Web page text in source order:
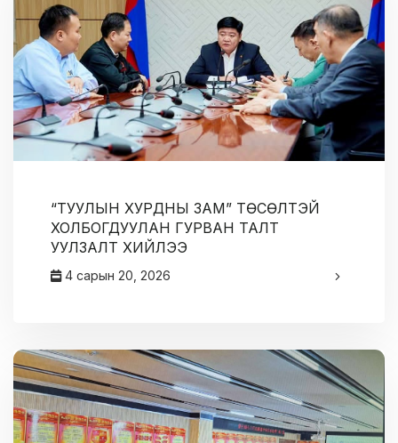
“ТУУЛЫН ХУРДНЫ ЗАМ” ТӨСӨЛТЭЙ
ХОЛБОГДУУЛАН ГУРВАН ТАЛТ
УУЛЗАЛТ ХИЙЛЭЭ
4 сарын 20, 2026